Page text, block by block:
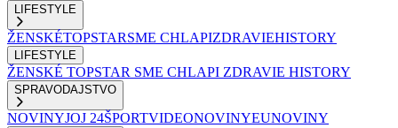
LIFESTYLE
ŽENSKÉTOPSTARSME CHLAPIZDRAVIEHISTORY
LIFESTYLE
ŽENSKÉ TOPSTAR SME CHLAPI ZDRAVIE HISTORY
SPRAVODAJSTVO
NOVINYJOJ 24ŠPORTVIDEONOVINYEUNOVINY